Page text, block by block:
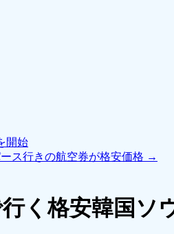
開始
ス行きの航空券が格安価格 →
く格安韓国ソ